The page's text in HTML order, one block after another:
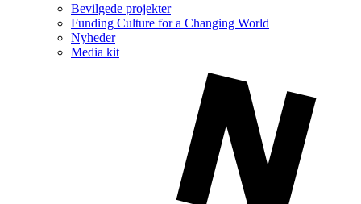
Bevilgede projekter
Funding Culture for a Changing World
Nyheder
Media kit